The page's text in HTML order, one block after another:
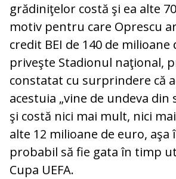
grădiniţelor costă şi ea alte
motiv pentru care Oprescu
credit BEI de 140 de milioane
priveşte Stadionul naţional,
constatat cu surprindere că
acestuia „vine de undeva din
şi costă nici mai mult, nici
alte 12 milioane de euro, aşa
probabil să fie gata în timp
Cupa UEFA.